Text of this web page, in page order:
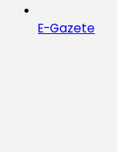
E-Gazete